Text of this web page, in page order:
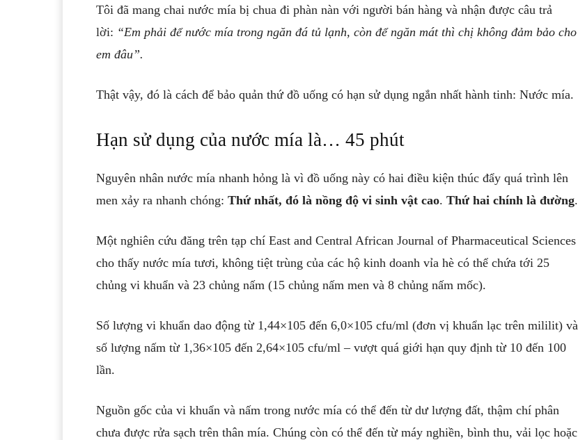
Tôi đã mang chai nước mía bị chua đi phàn nàn với người bán hàng và nhận được câu trả
lời: “Em phải để nước mía trong ngăn đá tủ lạnh, còn để ngăn mát thì chị không đảm bảo cho
em đâu”.
Thật vậy, đó là cách để bảo quản thứ đồ uống có hạn sử dụng ngắn nhất hành tinh: Nước mía.
Hạn sử dụng của nước mía là… 45 phút
Nguyên nhân nước mía nhanh hỏng là vì đồ uống này có hai điều kiện thúc đẩy quá trình lên
men xảy ra nhanh chóng: Thứ nhất, đó là nồng độ vi sinh vật cao. Thứ hai chính là đường.
Một nghiên cứu đăng trên tạp chí East and Central African Journal of Pharmaceutical Sciences
cho thấy nước mía tươi, không tiệt trùng của các hộ kinh doanh vỉa hè có thể chứa tới 25
chủng vi khuẩn và 23 chủng nấm (15 chủng nấm men và 8 chủng nấm mốc).
Số lượng vi khuẩn dao động từ 1,44×105 đến 6,0×105 cfu/ml (đơn vị khuẩn lạc trên mililit) và
số lượng nấm từ 1,36×105 đến 2,64×105 cfu/ml – vượt quá giới hạn quy định từ 10 đến 100
lần.
Nguồn gốc của vi khuẩn và nấm trong nước mía có thể đến từ dư lượng đất, thậm chí phân
chưa được rửa sạch trên thân mía. Chúng còn có thể đến từ máy nghiền, bình thu, vải lọc hoặc